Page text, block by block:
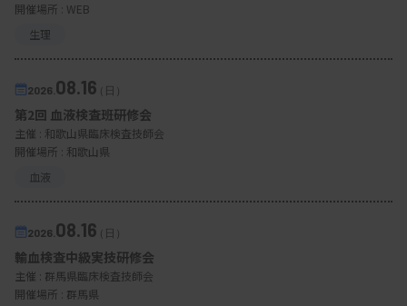
開催場所 : WEB
生理
2026. 08.16（日）
第2回 血液検査班研修会
主催 : 和歌山県臨床検査技師会
開催場所 : 和歌山県
血液
2026. 08.16（日）
輸血検査中級実技研修会
主催 : 群馬県臨床検査技師会
開催場所 : 群馬県